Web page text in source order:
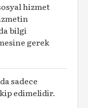
hizmet
bilgi
gerek
sadece
edimelidir.